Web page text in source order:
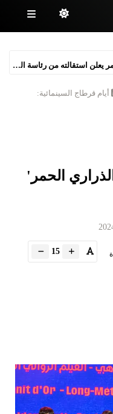
أيام قرطاج السينمائية:
الحمر'
15